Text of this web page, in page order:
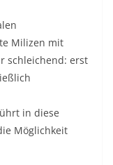
Milizen mit
schleichend: erst
in diese
Möglichkeit